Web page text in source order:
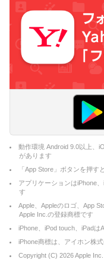
動作環境 Android 9.0以上、
があります
「App Store」ボタンを押
アプリケーションはiPhone
す
Apple、Appleのロゴ、App
Apple Inc.の登録商標です
iPhone、iPod touch、iPadは
iPhone商標は、アイホン株
Copyright (C) 2026Apple